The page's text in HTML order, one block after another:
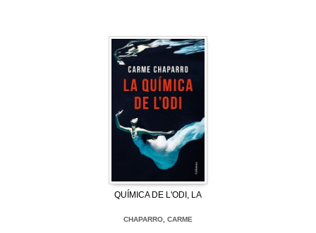
QUÍMICA DE L'ODI, LA
CHAPARRO, CARME